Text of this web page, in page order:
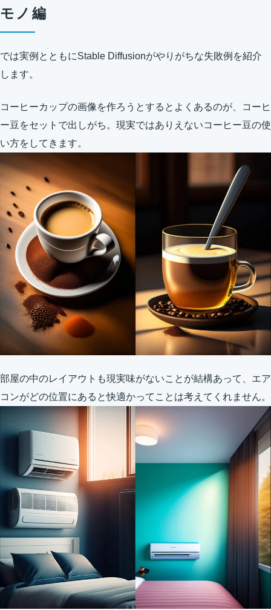
モノ編
では実例とともにStable Diffusionがやりがちな失敗例を紹介
します。
コーヒーカップの画像を作ろうとするとよくあるのが、コーヒ
ー豆をセットで出しがち。現実ではありえないコーヒー豆の使
い方をしてきます。
部屋の中のレイアウトも現実味がないことが結構あって、エア
コンがどの位置にあると快適かってことは考えてくれません。